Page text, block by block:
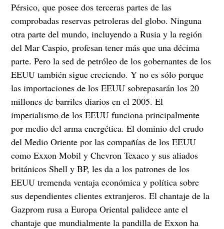
Pérsico, que posee dos terceras partes de las
comprobadas reservas petroleras del globo. Ninguna
otra parte del mundo, incluyendo a Rusia y la región
del Mar Caspio, profesan tener más que una décima
parte. Pero la sed de petróleo de los gobernantes de los
EEUU también sigue creciendo. Y no es sólo porque
las importaciones de los EEUU sobrepasarán los 20
millones de barriles diarios en el 2005. El
imperialismo de los EEUU funciona principalmente
por medio del arma energética. El dominio del crudo
del Medio Oriente por las compañías de los EEUU
como Exxon Mobil y Chevron Texaco y sus aliados
británicos Shell y BP, les da a los patrones de los
EEUU tremenda ventaja económica y política sobre
sus dependientes clientes extranjeros. El chantaje de la
Gazprom rusa a Europa Oriental palidece ante el
chantaje que mundialmente la pandilla de Exxon ha